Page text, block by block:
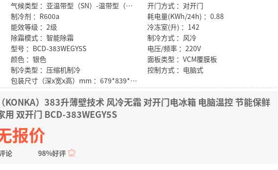
气候类型 ：亚温带型（SN）-温带型（N）-亚热带型（ST）
开门方式 ：对开门
制冷剂 ：R600a
耗电量(KWh/24h) ：0.88
能效等级 ：2级
冷冻室(升) ：142
除霜模式 ：智能除霜
制冷方式 ：风冷
型号 ：BCD-383WEGY5S
电压/频率 ：220V
颜色 ：银色
面板类型 ：VCM覆膜板
制冷类型 ：压缩机制冷
控制方式 ：电脑式
包装尺寸（深x宽x高）mm ：679*839*1802
KONKA）383升薄壁技术 风冷无霜 对开门电冰箱 电脑温控 节能保鲜
用 双开门 BCD-383WEGY5S
报价
论 98%好评